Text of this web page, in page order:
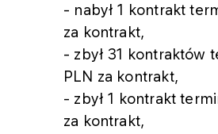
- nabył 1 kontrakt
za kontrakt,
- zbył 31 kontraktów
PLN za kontrakt,
- zbył 1 kontrakt
za kontrakt,